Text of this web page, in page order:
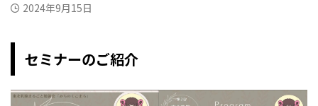
2024年9月15日
セミナーのご紹介